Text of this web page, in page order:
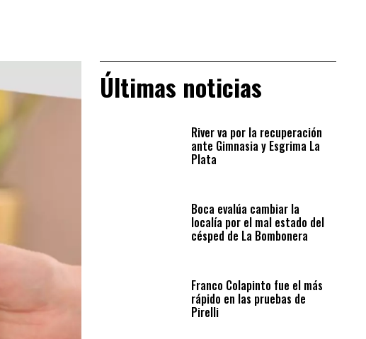
Últimas noticias
River va por la recuperación
ante Gimnasia y Esgrima La
Plata
Boca evalúa cambiar la
localía por el mal estado del
césped de La Bombonera
Franco Colapinto fue el más
rápido en las pruebas de
Pirelli